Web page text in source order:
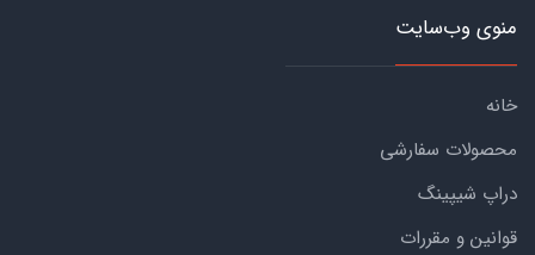
منوی وب‌سایت
خانه
محصولات سفارشی
دراپ شیپینگ
قوانین و مقررات